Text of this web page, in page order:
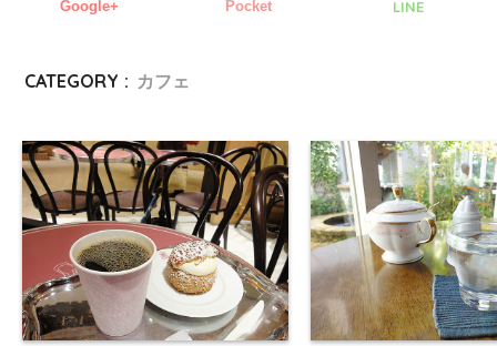
Google+ Pocket LINE
CATEGORY : カフェ